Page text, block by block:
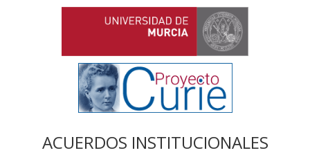
ACUERDOS INSTITUCIONALES